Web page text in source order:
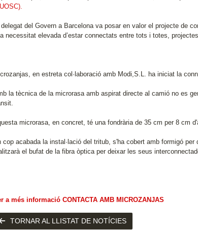
delegat del Govern a Barcelona va posar en valor el projecte de
necessitat elevada d’estar connectats entre tots i totes,
en estreta col·laboració amb Modi,S.L. ha iniciat la
la tècnica de la microrasa amb aspirat directe al camió no es
microrasa, en concret, té una fondrària de 35 cm per 8 cm
cop acabada la instal·lació del tritub, s'ha cobert amb formigó
el bufat de la fibra òptica per deixar les seus
a més informació CONTACTA AMB MICROZANJAS
TORNAR AL LLISTAT DE NOTÍCIES